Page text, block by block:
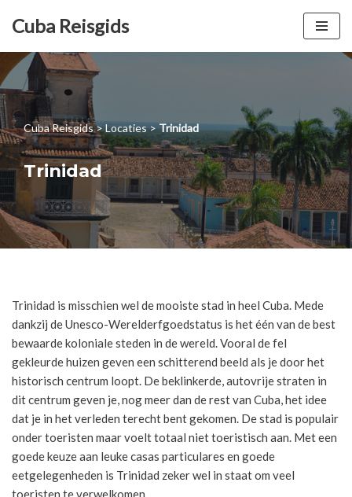
naar
inhoud
Cuba Reisgids
Cuba Reisgids>Locaties>Trinidad
Trinidad
Trinidad is misschien wel de mooiste stad in heel Cuba. Mede
dankzij de Unesco-Werelderfgoedstatus is het één van de best
bewaarde koloniale steden in de wereld. Vooral de fel
gekleurde huizen geven een schitterend beeld als je door het
historisch centrum loopt. De beklinkerde, autovrije straten in
dit centrum geven je, nog meer dan de rest van Cuba, het idee
dat je in het verleden terecht bent gekomen. De stad is populair
onder toeristen maar voelt totaal niet toeristisch aan. Met een
goede keuze aan leuke casas particulares en goede
eetgelegenheden is Trinidad zeker wel in staat om veel
toeristen te verwelkomen.